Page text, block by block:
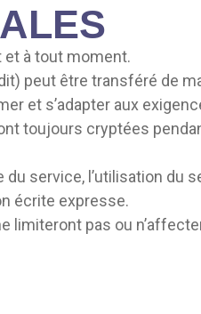
et à tout moment.
peut être transféré de
et s’adapter aux
toujours cryptées
service, l’utilisation du
écrite expresse.
limiteront pas ou